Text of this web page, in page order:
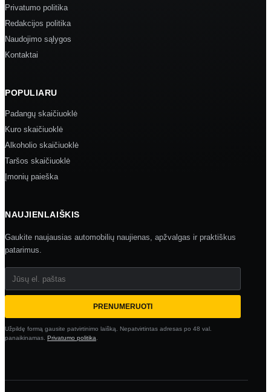
Privatumo politika
Redakcijos politika
Naudojimo sąlygos
Kontaktai
POPULIARU
Padangų skaičiuoklė
Kuro skaičiuoklė
Alkoholio skaičiuoklė
Taršos skaičiuoklė
Įmonių paieška
NAUJIENLAIŠKIS
Gaukite naujausias automobilių naujienas, apžvalgas ir praktiškus
patarimus.
Jūsų el. paštas
PRENUMERUOTI
Užpildę formą gausite patvirtinimo laišką. Nepatvirtintas adresas po 48 val.
panaikinamas. Privatumo politika